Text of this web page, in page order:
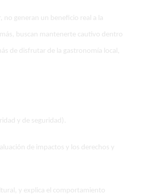
no generan un beneficio real a la
buscan mantenerte cautivo dentro
de disfrutar de la gastronomía local,
y de seguridad).
de impactos y los derechos y
y explica el comportamiento